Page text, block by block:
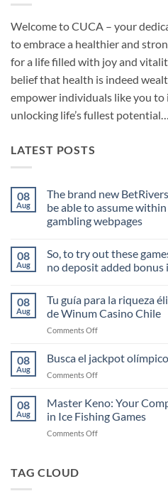
Welcome to CUCA – your
to embrace a healthier and
for a life filled with joy and
belief that health is indeed
empower individuals like you
unlocking life’s fullest
LATEST POSTS
08
Aug
The brand new
be able to assume
gambling webpages
on
brand
customer
care
is
what
you’ll
able
to
assume
effective
top-
rated
gambling
webpages
08
Aug
So, to try out these
no deposit added
on
So,
to
try
out
games
whenever
you
a
no
deposit
added
bonus
choice
08
Aug
Tu guía para la riqueza
de Winum Casino Chile
Comments Offon
guía
para
la
élite
con
los
08
Aug
Busca el jackpot
Comments Offon
jackpot
olímpico
tu
08
Aug
Master Keno: Your
in Ice Fishing Games
Comments Offon
TAG CLOUD